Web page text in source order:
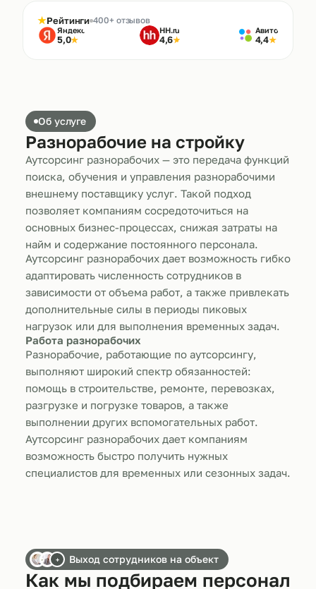
★Рейтинги 400+ отзывов
Яндекс
5,0★
HH.ru
4,6★
Авито
4,4★
Об услуге
Разнорабочие на стройку
Аутсорсинг разнорабочих — это передача функций
поиска, обучения и управления разнорабочими
внешнему поставщику услуг. Такой подход
позволяет компаниям сосредоточиться на
основных бизнес-процессах, снижая затраты на
найм и содержание постоянного персонала.
Аутсорсинг разнорабочих дает возможность гибко
адаптировать численность сотрудников в
зависимости от объема работ, а также привлекать
дополнительные силы в периоды пиковых
нагрузок или для выполнения временных задач.
Работа разнорабочих
Разнорабочие, работающие по аутсорсингу,
выполняют широкий спектр обязанностей:
помощь в строительстве, ремонте, перевозках,
разгрузке и погрузке товаров, а также
выполнении других вспомогательных работ.
Аутсорсинг разнорабочих дает компаниям
возможность быстро получить нужных
специалистов для временных или сезонных задач.
+ Выход сотрудников на объект
Как мы подбираем персонал